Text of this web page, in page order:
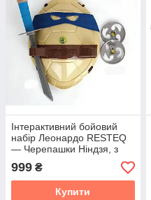
Інтерактивний бойовий
набір Леонардо RESTEQ
— Черепашки Ніндзя, з
катаною, пов'язкою,
панцирем та сюрікенами
999 ₴
Купити